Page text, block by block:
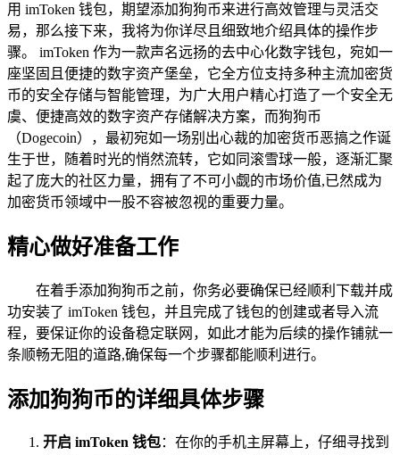
用 imToken 钱包，期望添加狗狗币来进行高效管理与灵活交
易，那么接下来，我将为你详尽且细致地介绍具体的操作步
骤。 imToken 作为一款声名远扬的去中心化数字钱包，宛如一
座坚固且便捷的数字资产堡垒，它全方位支持多种主流加密货
币的安全存储与智能管理，为广大用户精心打造了一个安全无
虞、便捷高效的数字资产存储解决方案，而狗狗币
（Dogecoin），最初宛如一场别出心裁的加密货币恶搞之作诞
生于世，随着时光的悄然流转，它如同滚雪球一般，逐渐汇聚
起了庞大的社区力量，拥有了不可小觑的市场价值,已然成为
加密货币领域中一股不容被忽视的重要力量。
精心做好准备工作
在着手添加狗狗币之前，你务必要确保已经顺利下载并成
功安装了 imToken 钱包，并且完成了钱包的创建或者导入流
程，要保证你的设备稳定联网，如此才能为后续的操作铺就一
条顺畅无阻的道路,确保每一个步骤都能顺利进行。
添加狗狗币的详细具体步骤
开启 imToken 钱包：在你的手机主屏幕上，仔细寻找到